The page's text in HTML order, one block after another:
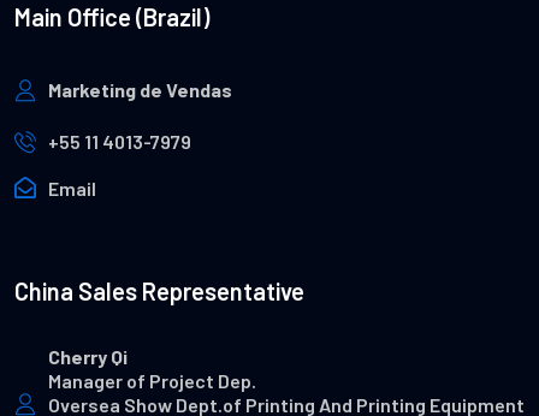
Main Office (Brazil)
Marketing de Vendas
+55 11 4013-7979
Email
China Sales Representative
Cherry Qi
Manager of Project Dep.
Oversea Show Dept.of Printing And Printing Equipment